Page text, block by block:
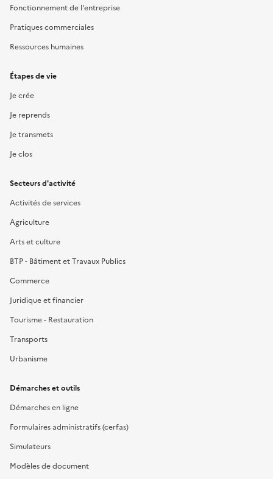
Fonctionnement de l'entreprise
Pratiques commerciales
Ressources humaines
Étapes de vie
Je crée
Je reprends
Je transmets
Je clos
Secteurs d'activité
Activités de services
Agriculture
Arts et culture
BTP - Bâtiment et Travaux Publics
Commerce
Juridique et financier
Tourisme - Restauration
Transports
Urbanisme
Démarches et outils
Démarches en ligne
Formulaires administratifs (cerfas)
Simulateurs
Modèles de document